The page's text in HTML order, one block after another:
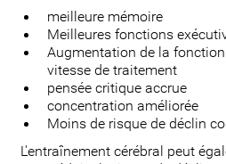
meilleure mémoire
Meilleures fonctions
Augmentation de la
vitesse de traitement
pensée critique accrue
concentration améliorée
Moins de risque de déclin
L'entraînement cérébral peut